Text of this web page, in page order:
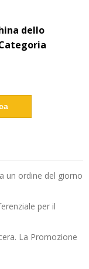
dello
un ordine del giorno
per il
La Promozione